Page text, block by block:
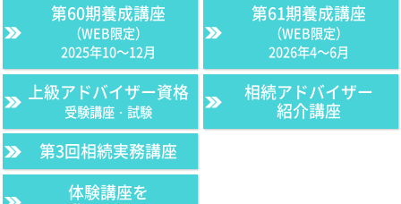
第60期養成講座
（WEB限定）
2025年10〜12月
第61期養成講座
（WEB限定）
2026年4〜6月
上級アドバイザー資格
受験講座・試験
第3回相続実務講座
相続アドバイザー
紹介講座
体験講座を